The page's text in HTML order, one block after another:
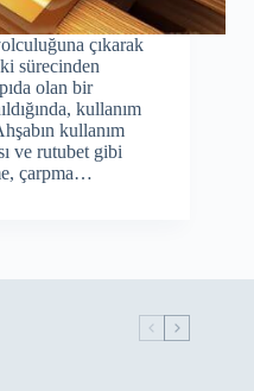
çıkarak
sürecinden
olan bir
kullanım
kullanım
ve rutubet gibi
çarpma…